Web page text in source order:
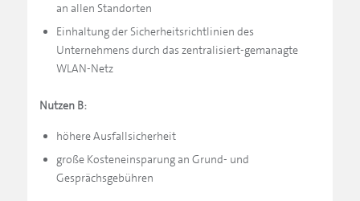
an allen Standorten
Einhaltung der Sicherheitsrichtlinien des
Unternehmens durch das zentralisiert-gemanagte
WLAN-Netz
Nutzen B:
höhere Ausfallsicherheit
große Kosteneinsparung an Grund- und
Gesprächsgebühren